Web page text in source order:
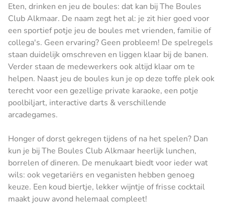
Eten, drinken en jeu de boules: dat kan bij The Boules
Club Alkmaar. De naam zegt het al: je zit hier goed voor
een sportief potje jeu de boules met vrienden, familie of
collega's. Geen ervaring? Geen probleem! De spelregels
staan duidelijk omschreven en liggen klaar bij de banen.
Verder staan de medewerkers ook altijd klaar om te
helpen. Naast jeu de boules kun je op deze toffe plek ook
terecht voor een gezellige private karaoke, een potje
poolbiljart, interactive darts & verschillende
arcadegames.
Honger of dorst gekregen tijdens of na het spelen? Dan
kun je bij The Boules Club Alkmaar heerlijk lunchen,
borrelen of dineren. De menukaart biedt voor ieder wat
wils: ook vegetariërs en veganisten hebben genoeg
keuze. Een koud biertje, lekker wijntje of frisse cocktail
maakt jouw avond helemaal compleet!